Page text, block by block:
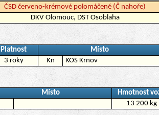
ČSD červeno-krémové polomáčené (Č nahoře)
DKV Olomouc, DST Osoblaha
Platnost
Místo
3 roky Kn KOS Krnov
Místo
Hmotnost
13 200 kg